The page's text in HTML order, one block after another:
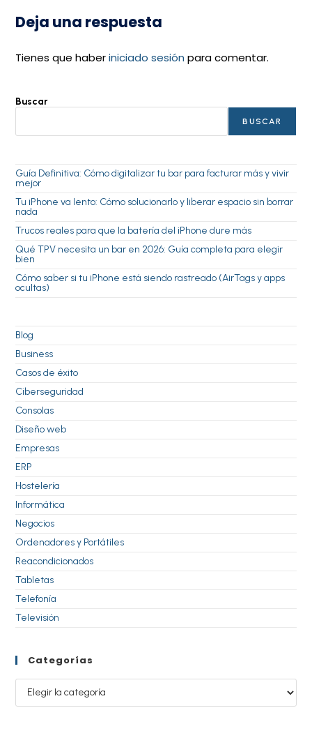
Deja una respuesta
Tienes que haberiniciado sesión para comentar.
Buscar
BUSCAR
Guía Definitiva: Cómo digitalizar tu bar para facturar más y vivir
mejor
Tu iPhone va lento: Cómo solucionarlo y liberar espacio sin borrar
nada
Trucos reales para que la batería del iPhone dure más
Qué TPV necesita un bar en 2026: Guía completa para elegir
bien
Cómo saber si tu iPhone está siendo rastreado (AirTags y apps
ocultas)
Blog
Business
Casos de éxito
Ciberseguridad
Consolas
Diseño web
Empresas
ERP
Hostelería
Informática
Negocios
Ordenadores y Portátiles
Reacondicionados
Tabletas
Telefonía
Televisión
Categorías